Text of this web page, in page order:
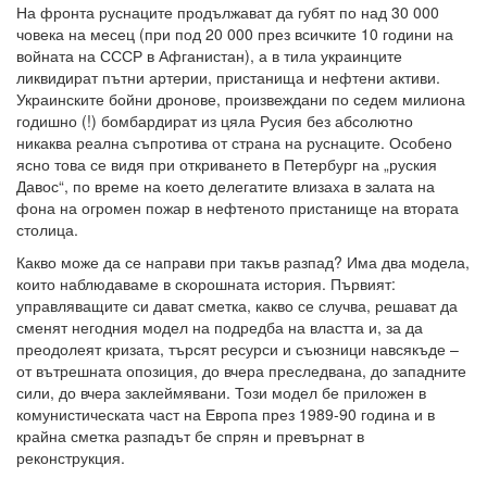
На фронта руснаците продължават да губят по над 30 000
човека на месец (при под 20 000 през всичките 10 години на
войната на СССР в Афганистан), а в тила украинците
ликвидират пътни артерии, пристанища и нефтени активи.
Украинските бойни дронове, произвеждани по седем милиона
годишно (!) бомбардират из цяла Русия без абсолютно
никаква реална съпротива от страна на руснаците. Особено
ясно това се видя при откриването в Петербург на „руския
Давос“, по време на което делегатите влизаха в залата на
фона на огромен пожар в нефтеното пристанище на втората
столица.
Какво може да се направи при такъв разпад? Има два модела,
които наблюдаваме в скорошната история. Първият:
управляващите си дават сметка, какво се случва, решават да
сменят негодния модел на подредба на властта и, за да
преодолеят кризата, търсят ресурси и съюзници навсякъде –
от вътрешната опозиция, до вчера преследвана, до западните
сили, до вчера заклеймявани. Този модел бе приложен в
комунистическата част на Европа през 1989-90 година и в
крайна сметка разпадът бе спрян и превърнат в
реконструкция.